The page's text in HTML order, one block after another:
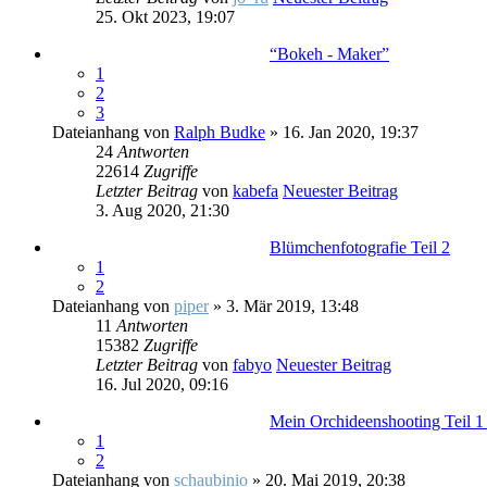
25. Okt 2023, 19:07
“Bokeh - Maker”
1
2
3
Dateianhang von Ralph Budke » 16. Jan 2020, 19:37
24 Antworten
22614 Zugriffe
Letzter Beitrag von kabefa Neuester Beitrag
3. Aug 2020, 21:30
Blümchenfotografie Teil 2
1
2
Dateianhang von piper» 3. Mär 2019, 13:48
11 Antworten
15382 Zugriffe
Letzter Beitrag von fabyo Neuester Beitrag
16. Jul 2020, 09:16
Mein Orchideenshooting Teil 1
1
2
Dateianhang von schaubinio » 20. Mai 2019, 20:38